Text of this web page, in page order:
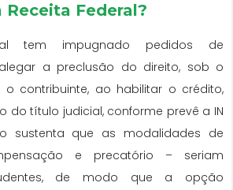
Receita Federal?
tem impugnado pedidos de
a preclusão do direito, sob o
contribuinte, ao habilitar o crédito,
do título judicial, conforme prevê a IN
sustenta que as modalidades de
e precatório – seriam
de modo que a opção